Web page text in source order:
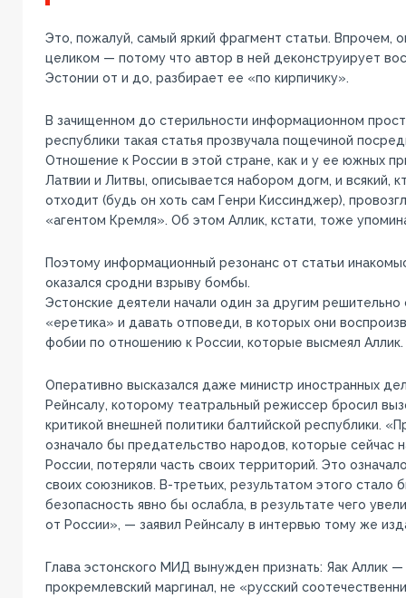
Это, пожалуй, самый яркий фрагмент статьи. Впрочем,
целиком — потому что автор в ней деконструирует
Эстонии от и до, разбирает ее «по кирпичику».
В зачищенном до стерильности информационном
республики такая статья прозвучала пощечиной
Отношение к России в этой стране, как и у ее южных
Латвии и Литвы, описывается набором догм, и всякий,
отходит (будь он хоть сам Генри Киссинджер),
«агентом Кремля». Об этом Аллик, кстати, тоже
Поэтому информационный резонанс от статьи
оказался сродни взрыву бомбы.
Эстонские деятели начали один за другим
«еретика» и давать отповеди, в которых они
фобии по отношению к России, которые высмеял Аллик.
Оперативно высказался даже министр иностранных
Рейнсалу, которому театральный режиссер бросил
критикой внешней политики балтийской республики.
означало бы предательство народов, которые сейчас
России, потеряли часть своих территорий. Это
своих союзников. В-третьих, результатом этого стало
безопасность явно бы ослабла, в результате чего
от России», — заявил Рейнсалу в интервью тому же
Глава эстонского МИД вынужден признать: Яак Аллик —
прокремлевский маргинал, не «русский